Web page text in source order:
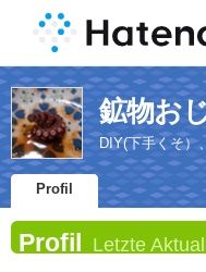
鉱物お
DIY(下手くそ）
Profil
Profil Letzte